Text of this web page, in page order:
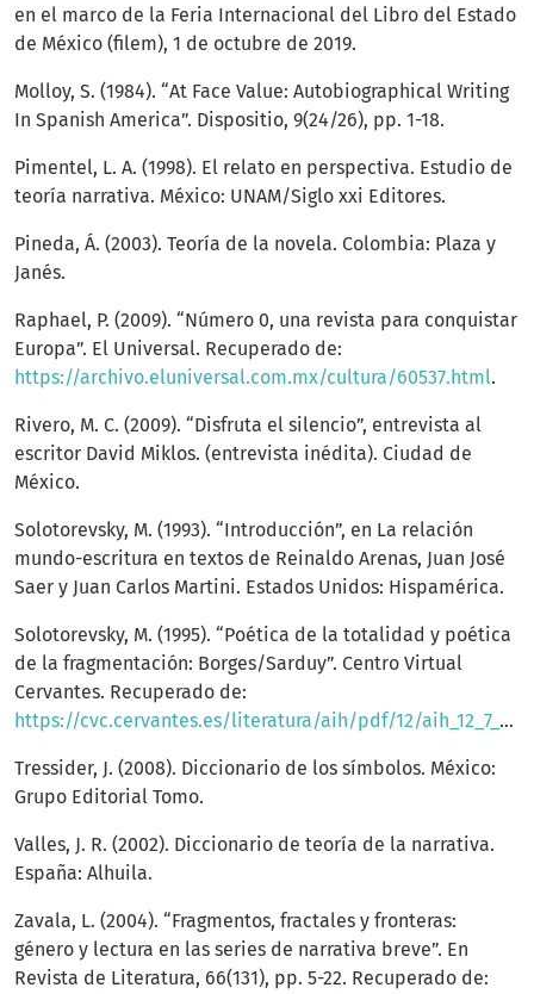
en el marco de la Feria Internacional del Libro del Estado
de México (filem), 1 de octubre de 2019.
Molloy, S. (1984). “At Face Value: Autobiographical Writing
In Spanish America”. Dispositio, 9(24/26), pp. 1-18.
Pimentel, L. A. (1998). El relato en perspectiva. Estudio de
teoría narrativa. México: UNAM/Siglo xxi Editores.
Pineda, Á. (2003). Teoría de la novela. Colombia: Plaza y
Janés.
Raphael, P. (2009). “Número 0, una revista para conquistar
Europa”. El Universal. Recuperado de:
https://archivo.eluniversal.com.mx/cultura/60537.html.
Rivero, M. C. (2009). “Disfruta el silencio”, entrevista al
escritor David Miklos. (entrevista inédita). Ciudad de
México.
Solotorevsky, M. (1993). “Introducción”, en La relación
mundo-escritura en textos de Reinaldo Arenas, Juan José
Saer y Juan Carlos Martini. Estados Unidos: Hispamérica.
Solotorevsky, M. (1995). “Poética de la totalidad y poética
de la fragmentación: Borges/Sarduy”. Centro Virtual
Cervantes. Recuperado de:
https://cvc.cervantes.es/literatura/aih/pdf/12/aih_12_7_037.pdf
Tressider, J. (2008). Diccionario de los símbolos. México:
Grupo Editorial Tomo.
Valles, J. R. (2002). Diccionario de teoría de la narrativa.
España: Alhuila.
Zavala, L. (2004). “Fragmentos, fractales y fronteras:
género y lectura en las series de narrativa breve”. En
Revista de Literatura, 66(131), pp. 5-22. Recuperado de: